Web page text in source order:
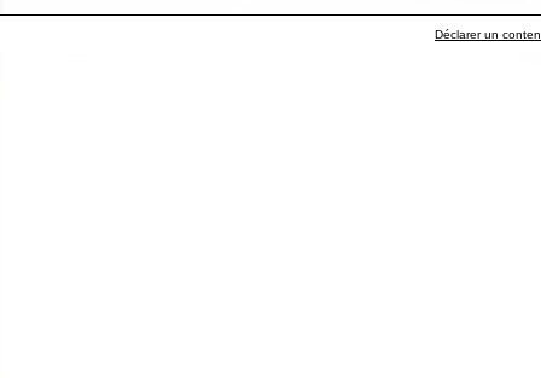
Déclarer un